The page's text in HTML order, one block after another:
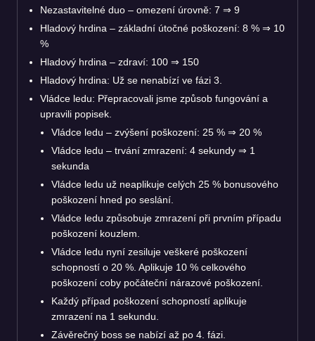
Nezastavitelné duo – omezení úrovně: 7 ⇒ 9
Hladový hrdina – základní útočné poškození: 8 % ⇒ 10
%
Hladový hrdina – zdraví: 100 ⇒ 150
Hladový hrdina: Už se nenabízí ve fázi 3.
Vládce ledu: Přepracovali jsme způsob fungování a
upravili popisek.
Vládce ledu – zvýšení poškození: 25 % ⇒ 20 %
Vládce ledu – trvání zmrazení: 4 sekundy ⇒ 1
sekunda
Vládce ledu už neaplikuje celých 25 % bonusového
poškození hned po seslání.
Vládce ledu způsobuje zmrazení při prvním případu
poškození kouzlem.
Vládce ledu nyní zesiluje veškeré poškození
schopností o 20 %. Aplikuje 10 % celkového
poškození coby počáteční nárazové poškození.
Každý případ poškození schopností aplikuje
zmrazení na 1 sekundu.
Závěrečný boss se nabízí až po 4. fázi.